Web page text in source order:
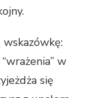
w
się